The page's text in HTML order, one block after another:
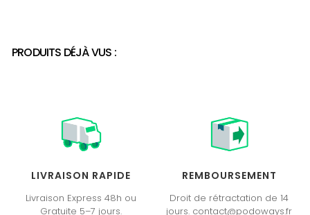
PRODUITS DÉJÀ VUS :
LIVRAISON RAPIDE
Livraison Express 48h ou
Gratuite 5–7 jours.
REMBOURSEMENT
Droit de rétractation de 14
jours. contact@podoways.fr